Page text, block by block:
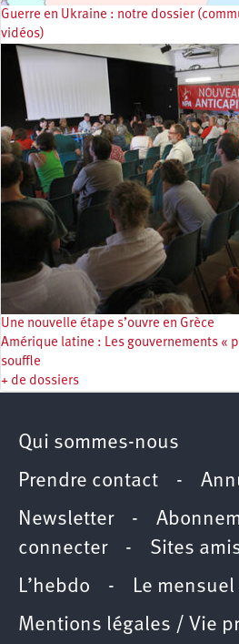
Guerre en Ukraine : notre dossier
vidéos)
Une nouvelle étape s’ouvre en Grèce
Amérique latine : Les gouvernements «
souffle
+ de dossiers
Qui sommes-nous
Prendre contact -
Newsletter -
connecter- Sites
L’hebdo - Le mensuel
Mentions légales / Vie